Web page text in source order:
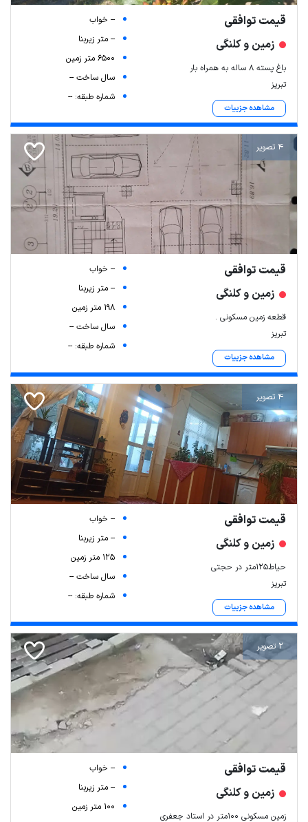
قیمت توافقی
زمین و کلنگی
باغ پسته ۸ ساله به همراه بار
تبریز
مشاهده جزییات
-- خواب
-- متر زیربنا
6500 متر زمین
سال ساخت --
شماره طبقه: --
4 تصویر
قیمت توافقی
زمین و کلنگی
قطعه زمین مسکونی .
تبریز
مشاهده جزییات
-- خواب
-- متر زیربنا
198 متر زمین
سال ساخت --
شماره طبقه: --
4 تصویر
قیمت توافقی
زمین و کلنگی
حیاط125متر در حجتی
تبریز
مشاهده جزییات
-- خواب
-- متر زیربنا
125 متر زمین
سال ساخت --
شماره طبقه: --
2 تصویر
قیمت توافقی
زمین و کلنگی
زمین مسکونی 100متر در استاد جعفری
-- خواب
-- متر زیربنا
100 متر زمین